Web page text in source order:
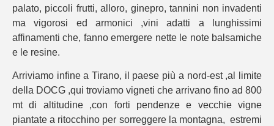
palato, piccoli frutti, alloro, ginepro, tannini non invadenti
ma vigorosi ed armonici ,vini adatti a lunghissimi
affinamenti che, fanno emergere nette le note balsamiche
e le resine.
Arriviamo infine a Tirano, il paese più a nord-est ,al limite
della DOCG ,qui troviamo vigneti che arrivano fino ad 800
mt di altitudine ,con forti pendenze e vecchie vigne
piantate a ritocchino per sorreggere la montagna, estremi